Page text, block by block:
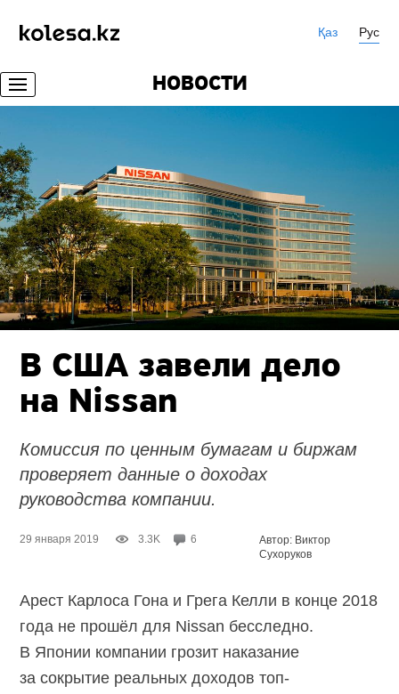
Қаз Рус
НОВОСТИ
В США завели дело
на Nissan
Комиссия по ценным бумагам и биржам
проверяет данные о доходах
руководства компании.
29 января 2019 3.3K 6
Автор: Виктор
Сухоруков
Арест Карлоса Гона и Грега Келли в конце 2018
года не прошёл для Nissan бесследно.
В Японии компании грозит наказание
за сокрытие реальных доходов топ-